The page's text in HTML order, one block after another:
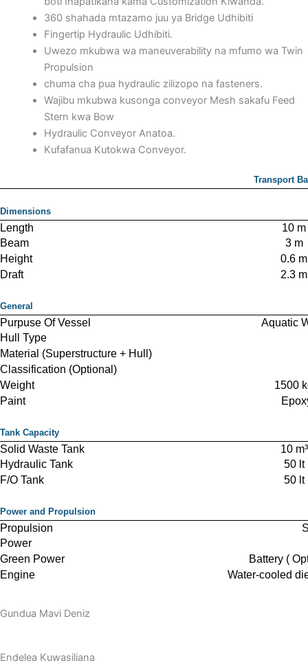
360 shahada mtazamo juu ya Bridge Udhibiti
Fingertip Hydraulic Udhibiti.
Uwezo mkubwa wa maneuverability na mfumo wa Twin
Propulsion
chuma cha pua hydraulic zilizopo na fasteners.
Wajibu mkubwa kusonga conveyor Mesh sakafu Feed
Stern kwa Bow
Hydraulic Conveyor Anatoa.
Kufafanua Kutokwa Conveyor.
Transport
Dimensions
Length
10 m
Beam
3 m
Height
0.6 m
Draft
2.3 m
General
Purpuse Of Vessel
Aquatic
Hull Type
Material (Superstructure + Hull)
Classification (Optional)
Weight
1500
Paint
Tank Capacity
Solid Waste Tank
10 m³
Hydraulic Tank
50 lt
F/O Tank
50 lt
Power and Propulsion
Propulsion
Power
Green Power
Battery (
Engine
Water-cooled
Standard
Gundua Mavi Deniz
Endelea Kuwasiliana